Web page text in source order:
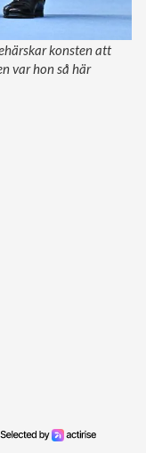
konsten att
var hon så här